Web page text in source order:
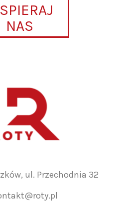
NAS
ul. Przechodnia 32